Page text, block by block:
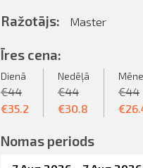
Ražotājs: Master
Īres cena:
Dienā
€44
€35.2
Nedēļā
€44
€30.8
€44
€
Nomas periods